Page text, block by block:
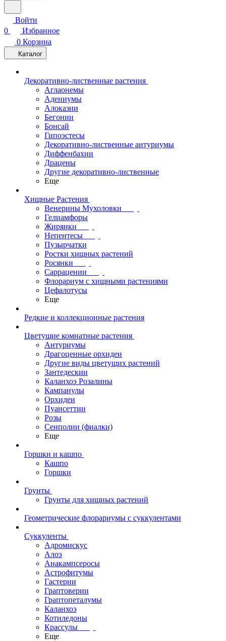
Войти
0
Избранное
0 Корзина
Каталог
Декоративно-лиственные растения
Аглаонемы
Адениумы
Алоказии
Бегонии
Бонсай
Гипоэстесы
Декоративно-лиственные антуриумы
Диффенбахии
Драцены
Другие декоративно-лиственные
Еще
Хищные Растения
Венерины Мухоловки
Гелиамфоры
Жирянки
Непентесы
Пузырчатки
Ростки хищных растений
Росянки
Саррацении
Флорариум с хищными растениями
Цефалотусы
Еще
Редкие и коллекционные растения
Цветущие комнатные растения
Антуриумы
Драгоценные орхидеи
Другие виды цветущих растений
Зантедескии
Каланхоэ Розалины
Кампанулы
Орхидеи
Пуансеттии
Розы
Сенполии (фиалки)
Еще
Горшки и кашпо
Кашпо
Горшки
Грунты
Грунты для хищных растений
Геометрические флорариумы с суккулентами
Суккуленты
Адромискус
Алоэ
Анакампсеросы
Астрофитумы
Гастерии
Граптоверии
Граптопеталумы
Каланхоэ
Котиледоны
Крассулы
Еще